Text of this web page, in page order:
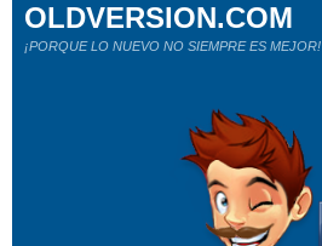
OLDVERSION.COM
¡PORQUE LO NUEVO NO SIEMPRE ES MEJOR!